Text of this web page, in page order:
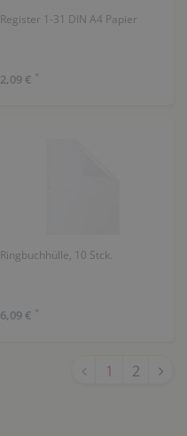
Register 1-31 DIN A4 Papier
2,09 € *
Ringbuchhülle, 10 Stck.
6,09 € *
1 2